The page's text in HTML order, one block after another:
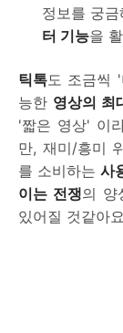
정보를 궁
터 기능을
틱톡도 조금씩
능한 영상의 최
'짧은 영상' 이
만, 재미/흥미
를 소비하는 사
이는 전쟁의 양
있어질 것같아